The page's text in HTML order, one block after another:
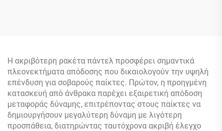
Η ακριβότερη ρακέτα πάντελ προσφέρει σημαντικά
πλεονεκτήματα απόδοσης που δικαιολογούν την υψηλή
επένδυση για σοβαρούς παίκτες. Πρώτον, η προηγμένη
κατασκευή από άνθρακα παρέχει εξαιρετική απόδοση
μεταφοράς δύναμης, επιτρέποντας στους παίκτες να
δημιουργήσουν μεγαλύτερη δύναμη με λιγότερη
προσπάθεια, διατηρώντας ταυτόχρονα ακριβή έλεγχο